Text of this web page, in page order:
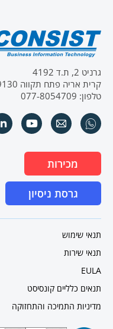
גרניט 2, ת.ד 4192
קרית אריה פתח תקווה 49130
טלפון: 077-8054709
מכירות
גרסת ניסיון
תנאי שימוש
תנאי שירות
EULA
תנאים כלליים קונסיסט
מדיניות התמיכה והתחזוקה